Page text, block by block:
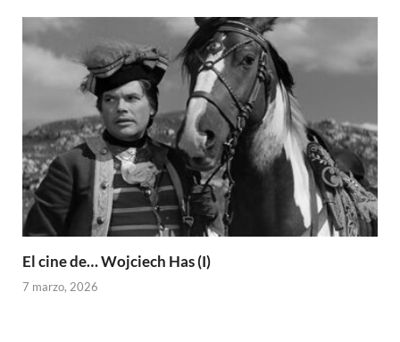
El cine de… Wojciech Has (I)
7 marzo, 2026